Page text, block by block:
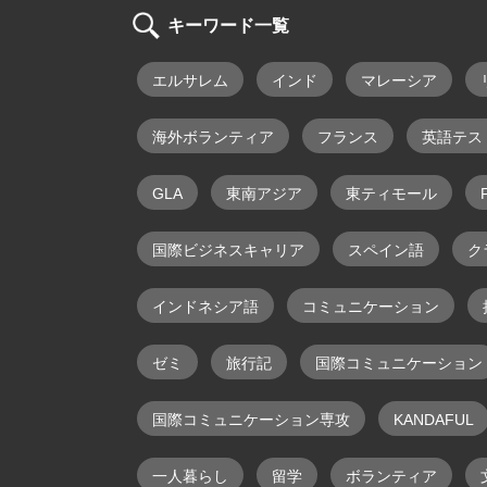
キーワード一覧
エルサレム インド マレーシア
海外ボランティア フランス 英語テス
GLA 東南アジア 東ティモール
国際ビジネスキャリア スペイン語 ク
インドネシア語 コミュニケーション
ゼミ 旅行記 国際コミュニケーション
国際コミュニケーション専攻 KANDAFUL
一人暮らし 留学 ボランティア